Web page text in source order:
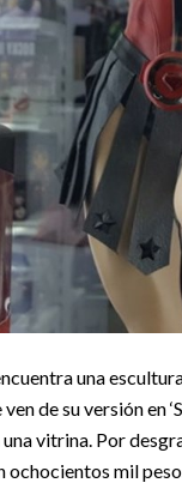
una
de su versión en
vitrina. Por
mil